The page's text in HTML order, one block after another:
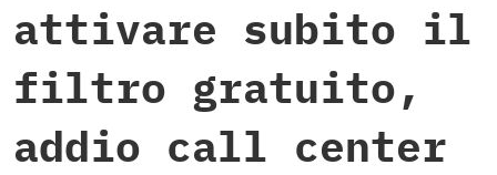
attivare subito il
filtro gratuito,
addio call center